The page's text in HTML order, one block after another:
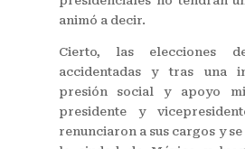
animó a decir.
Cierto, las elecciones
accidentadas y tras una
presión social y apoyo
presidente y
renunciaron a sus cargos y